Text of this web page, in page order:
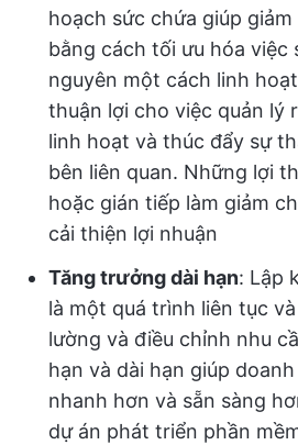
hoạch sức chứa giúp
bằng cách tối ưu hóa việc
nguyên một cách linh
thuận lợi cho việc quản lý
linh hoạt và thúc đẩy sự
bên liên quan. Những lợi
hoặc gián tiếp làm giảm
cải thiện lợi nhuận
Tăng trưởng dài hạn: Lập
là một quá trình liên tục
lường và điều chỉnh nhu
hạn và dài hạn giúp
nhanh hơn và sẵn sàng
dự án phát triển phần